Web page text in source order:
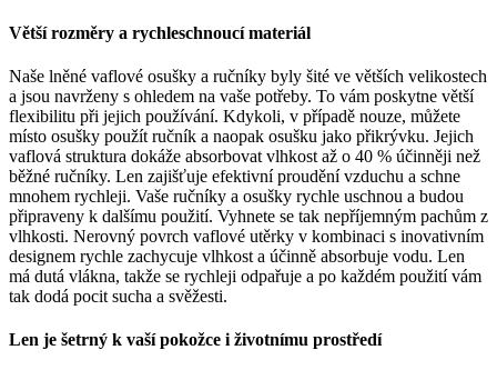
Větší rozměry a rychleschnoucí materiál
Naše lněné vaflové osušky a ručníky byly šité ve větších velikostech
a jsou navrženy s ohledem na vaše potřeby. To vám poskytne větší
flexibilitu při jejich používání. Kdykoli, v případě nouze, můžete
místo osušky použít ručník a naopak osušku jako přikrývku. Jejich
vaflová struktura dokáže absorbovat vlhkost až o 40 % účinněji než
běžné ručníky. Len zajišťuje efektivní proudění vzduchu a schne
mnohem rychleji. Vaše ručníky a osušky rychle uschnou a budou
připraveny k dalšímu použití. Vyhnete se tak nepříjemným pachům z
vlhkosti. Nerovný povrch vaflové utěrky v kombinaci s inovativním
designem rychle zachycuje vlhkost a účinně absorbuje vodu. Len
má dutá vlákna, takže se rychleji odpařuje a po každém použití vám
tak dodá pocit sucha a svěžesti.
Len je šetrný k vaší pokožce i životnímu prostředí